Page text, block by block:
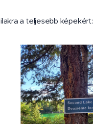
a teljesebb képekért: